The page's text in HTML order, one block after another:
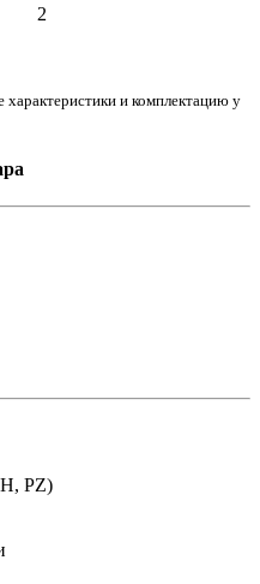
2
характеристики и комплектацию у
PZ)